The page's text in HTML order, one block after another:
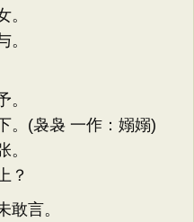
。
。
。
。(袅袅 一作：嫋嫋)
。
？
敢言。